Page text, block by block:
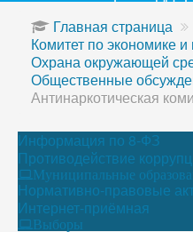
Главная страница
Комитет по экономике
Охрана окружающей
Общественные
Антинаркотическая
Информация по 8-ФЗ
Противодействие
Муниципальные
Нормативно-правовые
Интернет-приёмная
Выборы